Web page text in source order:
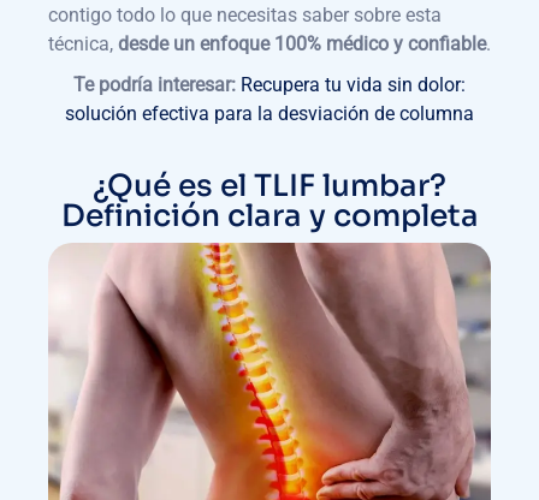
contigo todo lo que necesitas saber sobre esta
técnica, desde un enfoque 100% médico y confiable.
Te podría interesar: Recupera tu vida sin dolor:
solución efectiva para la desviación de columna
¿Qué es el TLIF lumbar?
Definición clara y completa